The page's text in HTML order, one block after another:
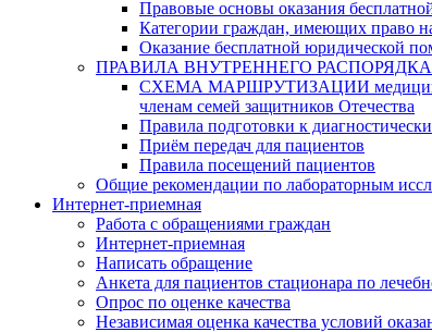
Правовые основы оказания
Категории граждан, имеющих право
Оказание бесплатной юридической
ПРАВИЛА ВНУТРЕННЕГО
СХЕМА МАРШРУТИЗАЦИИ медицинской
членам семей защитников Отечества
Правила подготовки к
Приём передач для пациентов
Правила посещений пациентов
Общие рекомендации по лабораторным
Интернет-приемная
Работа с обращениями граждан
Интернет-приемная
Написать обращение
Анкета для пациентов стационара по
Опрос по оценке качества
Независимая оценка качества условий